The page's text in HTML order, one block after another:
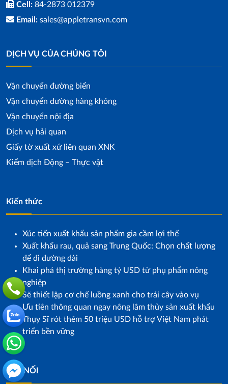
Cell: 84-2873 012379
Email: sales@appletransvn.com
DỊCH VỤ CỦA CHÚNG TÔI
Vận chuyển đường biển
Vận chuyển đường hàng không
Vận chuyển nội địa
Dịch vụ hải quan
Giấy tờ xuất xứ liên quan XNK
Kiểm dịch Động – Thực vật
Kiến thức
Xúc tiến xuất khẩu sản phẩm gia cầm lợi thế
Xuất khẩu rau, quả sang Trung Quốc: Chọn chất lượng
để đi đường dài
Khai phá thị trường hàng tỷ USD từ phụ phẩm nông
nghiệp
Sẽ thiết lập cơ chế luồng xanh cho trái cây vào vụ
Ưu tiên thông quan ngay nông lâm thủy sản xuất khẩu
Thụy Sĩ rót thêm 50 triệu USD hỗ trợ Việt Nam phát
triển bền vững
KẾT NỐI